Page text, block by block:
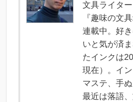
文具ライタ
『趣味の文
連載中。好
いと気が済
たインクは
現在）。イ
マステ、手
最近は落語